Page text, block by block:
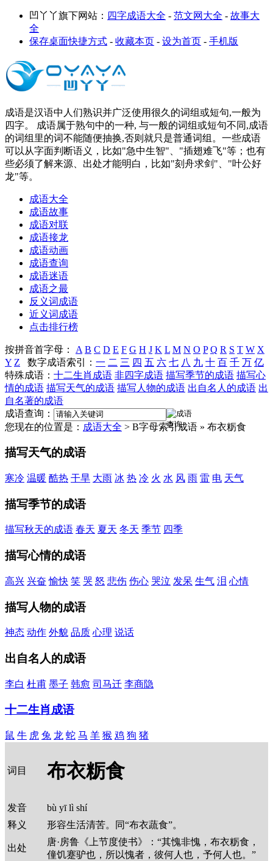
凹丫丫旗下网站： 四字成语大全 - 范文网大全 - 故事大
全
保存桌面快捷方式 - 收藏本页 - 设为首页 - 手机版
成语是汉语中人们熟识并广泛使用很久的词组或短句,一般为
四字。 成语属于熟句中的一种, 与一般的词组或短句不同,成语
的词组里的词不能随便抽换,否则就只是普通词组。一些成语
可以从字面判断语义，比如"急中生智"、"插翅难飞"等；也有
些必须了解来源、出处才能明白，比如"刻舟求剑"、"叶公好
龙"等。
成语大全
成语故事
成语对联
成语接龙
成语动画
成语查询
成语迷语
成语之最
反义词成语
近义词成语
点击排行榜
按拼音首字母： A B C D E F G H J K L M N O P Q R S T W X
Y Z 数字成语索引： 一 二 三 四 五 六 七 八 九 十 百 千 万 亿
特殊成语： 十二生肖成语 非四字成语 描写季节的成语 描写心
情的成语 描写天气的成语 描写人物的成语 出自名人的成语 出
自名著的成语
成语查询：
您现在的位置是： 成语大全 > B字母索引成语 » 布衣粝食
描写天气的成语
寒冷 温暖 酷热 干旱 大雨 冰 热 冷 火 水 风 雨 雷 电 天气
描写季节的成语
描写秋天的成语 春天 夏天 冬天 季节 四季
描写心情的成语
高兴 兴奋 愉快 笑 哭 怒 悲伤 伤心 哭泣 发呆 生气 泪 心情
描写人物的成语
神态 动作 外貌 品质 心理 说话
出自名人的成语
李白 杜甫 墨子 韩愈 司马迁 李商隐
十二生肖成语
鼠 牛 虎 兔 龙 蛇 马 羊 猴 鸡 狗 猪
词目 布衣粝食
发音
bù yī lì shí
释义
形容生活清苦。同“布衣蔬食”。
出处
唐·房鲁《上节度使书》：“其愧非愧，布衣粝食，
僮饥蹇驴也，所以愧者，彼何人也，予何人也。”